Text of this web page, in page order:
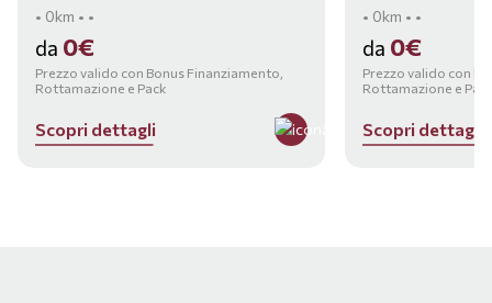
• 0km • •
da 0€
Prezzo valido con Bonus Finanziamento,
Rottamazione e Pack
Scopri dettagli
• 0km • •
da 0€
Prezzo valido con
Rottamazione e
Scopri dettag